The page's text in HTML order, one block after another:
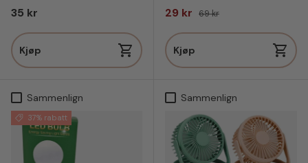
Vanlig pris
35 kr
Kjøp
Salgspris
29 kr Vanlig pris
69 kr
Kjøp
Sammenlign
37% rabatt
Sammenlign